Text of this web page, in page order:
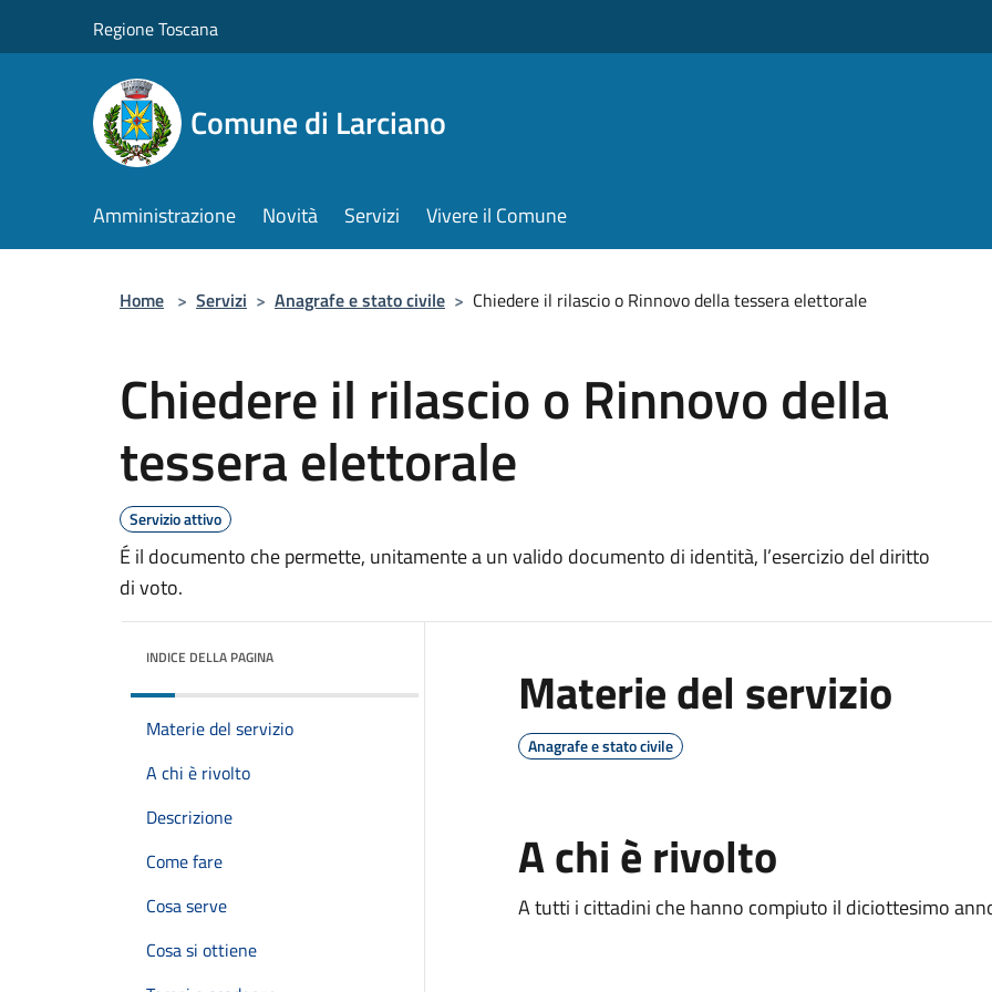
Regione Toscana
Comune di Larciano
Amministrazione Novità Servizi Vivere il Comune
Home > Servizi > Anagrafe e stato civile > Chiedere il rilascio o Rinnovo della tessera elettorale
Chiedere il rilascio o Rinnovo della
tessera elettorale
Servizio attivo
É il documento che permette, unitamente a un valido documento di identità, l’esercizio del diritto
di voto.
INDICE DELLA PAGINA
Materie del servizio
A chi è rivolto
Descrizione
Come fare
Cosa serve
Cosa si ottiene
Materie del servizio
Anagrafe e stato civile
A chi è rivolto
A tutti i cittadini che hanno compiuto il diciottesimo